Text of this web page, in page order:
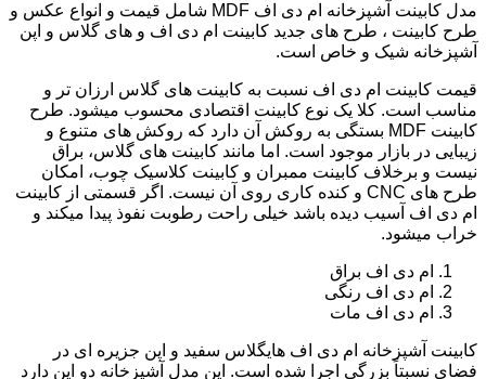
مدل کابینت آشپزخانه ام دی اف MDF شامل قیمت و انواع عکس و
طرح کابینت ، طرح های جدید کابینت ام دی اف و های گلاس و اپن
آشپزخانه شیک و خاص است.
قیمت کابینت ام دی اف نسبت به کابینت های گلاس ارزان تر و
مناسب است. کلا یک نوع کابینت اقتصادی محسوب میشود. طرح
کابینت MDF بستگی به روکش آن دارد که روکش های متنوع و
زیبایی در بازار موجود است. اما مانند کابینت های گلاس، براق
نیست و برخلاف کابینت ممبران و کابینت کلاسیک چوب، امکان
طرح های CNC و کنده کاری روی آن نیست. اگر قسمتی از کابینت
ام دی اف آسیب دیده باشد خیلی راحت رطوبت نفوذ پیدا میکند و
خراب میشود.
ام دی اف براق
ام دی اف رنگی
ام دی اف مات
کابینت آشپزخانه ام دی اف هایگلاس سفید و اپن جزیره ای در
فضای نسبتاً بزرگی اجرا شده است. این مدل آشپزخانه دو اپن دارد